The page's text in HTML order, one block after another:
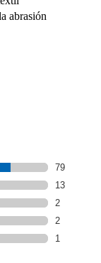
abrasión